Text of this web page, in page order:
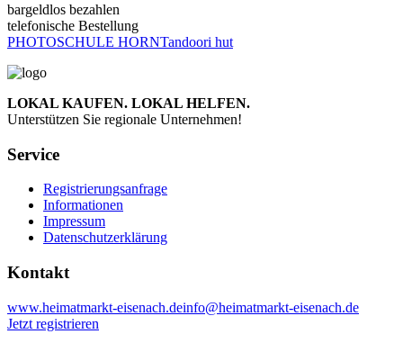
bargeldlos bezahlen
telefonische Bestellung
PHOTOSCHULE HORNTandoori hut
LOKAL KAUFEN. LOKAL HELFEN.
Unterstützen Sie regionale Unternehmen!
Service
Registrierungsanfrage
Informationen
Impressum
Datenschutzerklärung
Kontakt
www.heimatmarkt-eisenach.deinfo@heimatmarkt-eisenach.de
Jetzt registrieren